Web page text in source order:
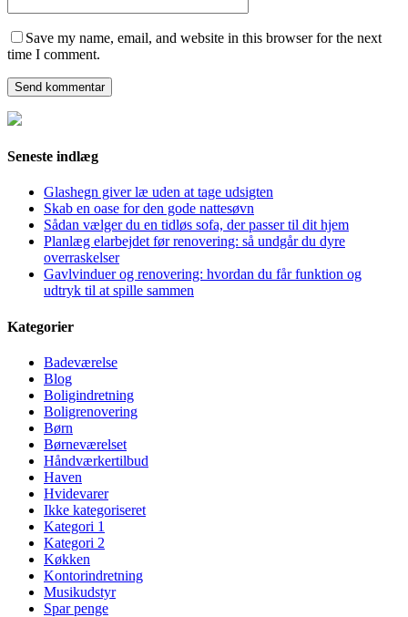
Save my name, email, and website in this browser for the next
time I comment.
Seneste indlæg
Glashegn giver læ uden at tage udsigten
Skab en oase for den gode nattesøvn
Sådan vælger du en tidløs sofa, der passer til dit hjem
Planlæg elarbejdet før renovering: så undgår du dyre
overraskelser
Gavlvinduer og renovering: hvordan du får funktion og
udtryk til at spille sammen
Kategorier
Badeværelse
Blog
Boligindretning
Boligrenovering
Børn
Børneværelset
Håndværkertilbud
Haven
Hvidevarer
Ikke kategoriseret
Kategori 1
Kategori 2
Køkken
Kontorindretning
Musikudstyr
Spar penge